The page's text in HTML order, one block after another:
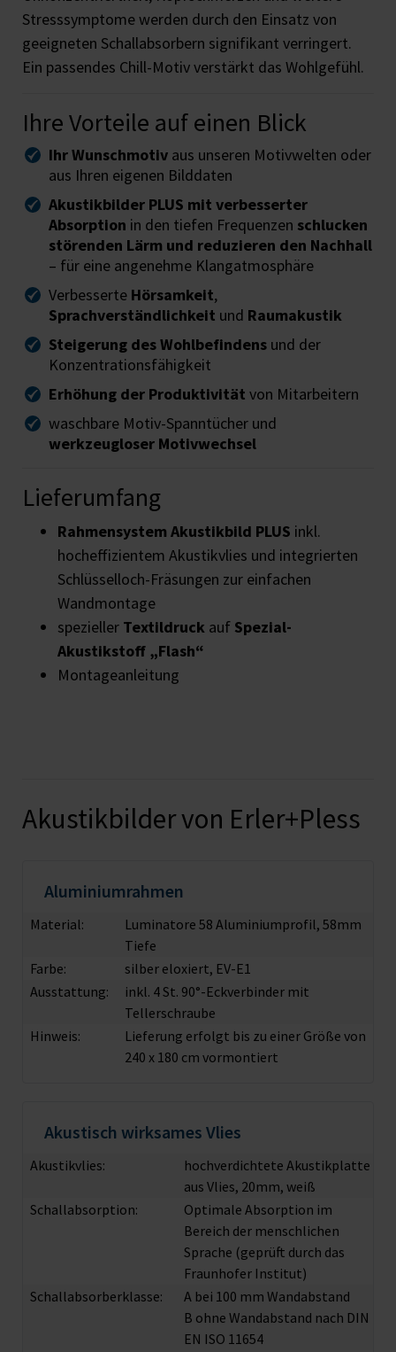
Stresssymptome werden durch den Einsatz von
geeigneten Schallabsorbern signifikant verringert.
Ein passendes Chill-Motiv verstärkt das Wohlgefühl.
Ihre Vorteile auf einen Blick
Ihr Wunschmotiv aus unseren Motivwelten oder
aus Ihren eigenen Bilddaten
Akustikbilder PLUS mit verbesserter
Absorption in den tiefen Frequenzen schlucken
störenden Lärm und reduzieren den Nachhall
– für eine angenehme Klangatmosphäre
Verbesserte Hörsamkeit,
Sprachverständlichkeit und Raumakustik
Steigerung des Wohlbefindens und der
Konzentrationsfähigkeit
Erhöhung der Produktivität von Mitarbeitern
waschbare Motiv-Spanntücher und
werkzeugloser Motivwechsel
Lieferumfang
Rahmensystem Akustikbild PLUS inkl.
hocheffizientem Akustikvlies und integrierten
Schlüsselloch-Fräsungen zur einfachen
Wandmontage
spezieller Textildruck auf Spezial-
Akustikstoff „Flash“
Montageanleitung
Akustikbilder von Erler+Pless
Aluminiumrahmen
Material:
Luminatore 58 Aluminiumprofil, 58mm
Tiefe
Farbe:
silber eloxiert, EV-E1
Ausstattung:
inkl. 4 St. 90°-Eckverbinder mit
Tellerschraube
Hinweis:
Lieferung erfolgt bis zu einer Größe von
240 x 180 cm vormontiert
Akustisch wirksames Vlies
Akustikvlies:
hochverdichtete Akustikplatte
aus Vlies, 20mm, weiß
Schallabsorption:
Optimale Absorption im
Bereich der menschlichen
Sprache (geprüft durch das
Fraunhofer Institut)
Schallabsorberklasse:
A bei 100 mm Wandabstand
B ohne Wandabstand nach DIN
EN ISO 11654